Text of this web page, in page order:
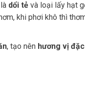
dổi tẻvà loại lấy hạt
khi phơi khô thì
, tạo nên hương vị